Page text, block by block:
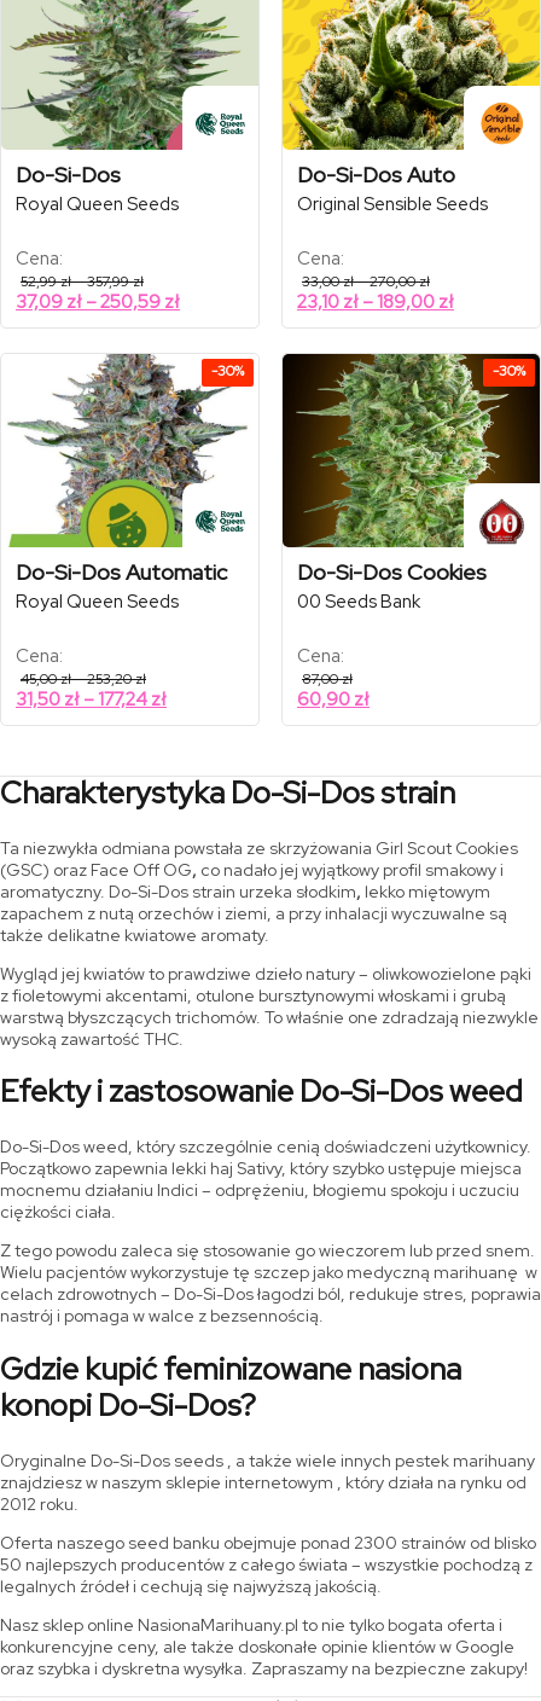
Do-Si-Dos
Royal Queen Seeds
Cena:
52,99zł–357,99złZakres
cen:
od
52,99 zł
357,99 zł
37,09 zł –250,59 złZakres
cen:
37,09 zł
do
250,59 zł
Do-Si-Dos Auto
Original Sensible Seeds
Cena:
33,00zł–270,00złZakres
cen:
od
33,00 zł
270,00 zł
23,10 zł – 189,00 złZakres
cen:
23,10 zł
do
189,00 zł
-30%
Do-Si-Dos Automatic
Royal Queen Seeds
Cena:
45,00zł–253,20złZakres
cen:
od
45,00 zł
31,50 zł – 177,24 złZakres
cen:
do
177,24 zł
-30%
Do-Si-Dos Cookies
00 Seeds Bank
Cena:
87,00zł
60,90 zł
Charakterystyka Do-Si-Dos strain
Ta niezwykła odmiana powstała ze skrzyżowania Girl Scout Cookies
(GSC) oraz Face Off OG, co nadało jej wyjątkowy profil smakowy i
aromatyczny. Do-Si-Dos strain urzeka słodkim, lekko miętowym
zapachem z nutą orzechów i ziemi, a przy inhalacji wyczuwalne są
także delikatne kwiatowe aromaty.
Wygląd jej kwiatów to prawdziwe dzieło natury – oliwkowozielone pąki
z fioletowymi akcentami, otulone bursztynowymi włoskami i grubą
warstwą błyszczących trichomów. To właśnie one zdradzają niezwykle
wysoką zawartość THC.
Efekty i zastosowanie Do-Si-Dos weed
Do-Si-Dos weed, który szczególnie cenią doświadczeni użytkownicy.
Początkowo zapewnia lekki haj Sativy, który szybko ustępuje miejsca
mocnemu działaniu Indici – odprężeniu, błogiemu spokoju i uczuciu
ciężkości ciała.
Z tego powodu zaleca się stosowanie go wieczorem lub przed snem.
Wielu pacjentów wykorzystuje tę szczep jako medyczną marihuanę w
celach zdrowotnych – Do-Si-Dos łagodzi ból, redukuje stres, poprawia
nastrój i pomaga w walce z bezsennością.
Gdzie kupić feminizowane nasiona
konopi Do-Si-Dos?
Oryginalne Do-Si-Dos seeds , a także wiele innych pestek marihuany
znajdziesz w naszym sklepie internetowym , który działa na rynku od
2012 roku.
Oferta naszego seed banku obejmuje ponad 2300 strainów od blisko
50 najlepszych producentów z całego świata – wszystkie pochodzą z
legalnych źródeł i cechują się najwyższą jakością.
Nasz sklep online NasionaMarihuany.pl to nie tylko bogata oferta i
konkurencyjne ceny, ale także doskonałe opinie klientów w Google
oraz szybka i dyskretna wysyłka. Zapraszamy na bezpieczne zakupy!